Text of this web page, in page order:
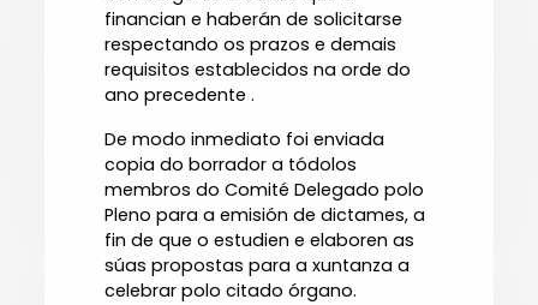
financian e haberán de solicitarse
respectando os prazos e demais
requisitos establecidos na orde do
ano precedente .
De modo inmediato foi enviada
copia do borrador a tódolos
membros do Comité Delegado polo
Pleno para a emisión de dictames, a
fin de que o estudien e elaboren as
súas propostas para a xuntanza a
celebrar polo citado órgano.